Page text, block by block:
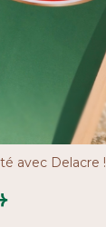
avec Delacre !